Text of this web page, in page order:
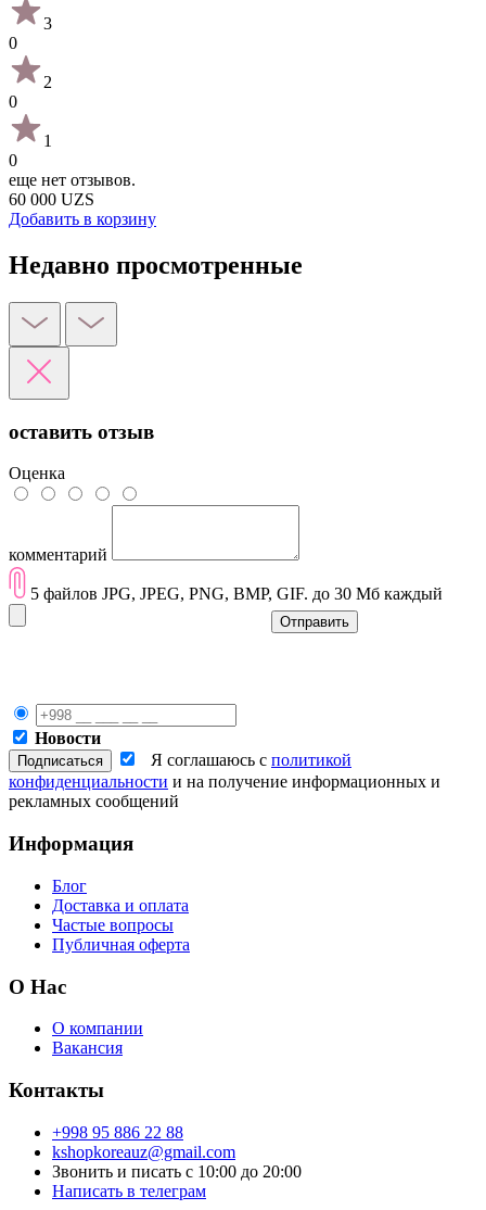
3
0
2
0
1
0
еще нет отзывов.
60 000 UZS
Добавить в корзину
Недавно просмотренные
оставить отзыв
Оценка
комментарий
5 файлов JPG, JPEG, PNG, BMP, GIF. до 30 Мб каждый
Отправить
Новости
Я соглашаюсь с политикой
конфиденциальности и на получение информационных и
рекламных сообщений
Информация
Блог
Доставка и оплата
Частые вопросы
Публичная оферта
О Нас
О компании
Вакансия
Контакты
+998 95 886 22 88
kshopkoreauz@gmail.com
Звонить и писать с 10:00 до 20:00
Написать в телеграм